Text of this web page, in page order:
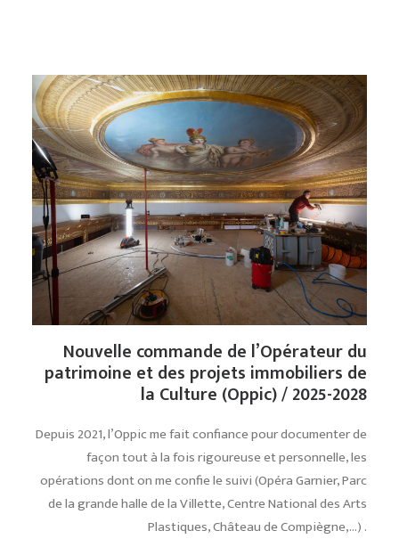
Nouvelle commande de l’Opérateur du
patrimoine et des projets immobiliers de
la Culture (Oppic) / 2025-2028
Depuis 2021, l’Oppic me fait confiance pour documenter de
façon tout à la fois rigoureuse et personnelle, les
opérations dont on me confie le suivi (Opéra Garnier, Parc
de la grande halle de la Villette, Centre National des Arts
Plastiques, Château de Compiègne,…) .